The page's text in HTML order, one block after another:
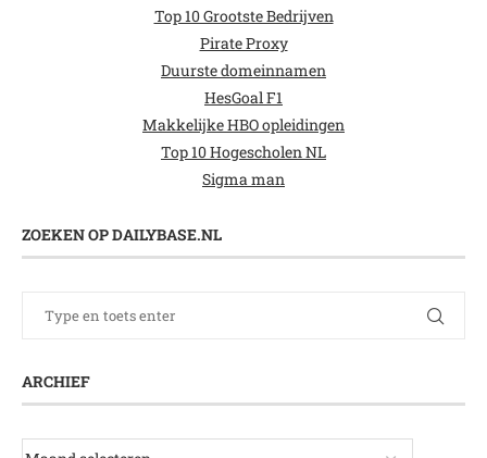
Top 10 Grootste Bedrijven
Pirate Proxy
Duurste domeinnamen
HesGoal F1
Makkelijke HBO opleidingen
Top 10 Hogescholen NL
Sigma man
ZOEKEN OP DAILYBASE.NL
ARCHIEF